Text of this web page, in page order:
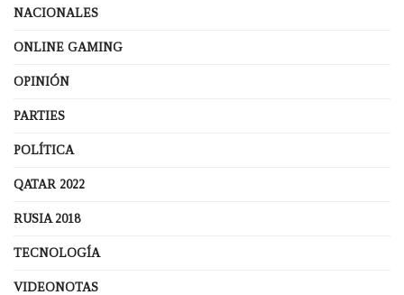
NACIONALES
ONLINE GAMING
OPINIÓN
PARTIES
POLÍTICA
QATAR 2022
RUSIA 2018
TECNOLOGÍA
VIDEONOTAS